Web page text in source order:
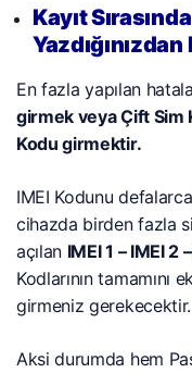
Kayıt
En fazla yapılan
girmek veya Çift Sim
Kodu girmektir.
IMEI Kodunu
cihazda birden fazla
açılan IMEI 1 – IMEI 2
Kodlarının
girmeniz gerekecektir.
Aksi durumda hem